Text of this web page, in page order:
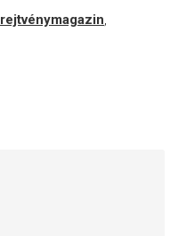
rejtvénymagazin,